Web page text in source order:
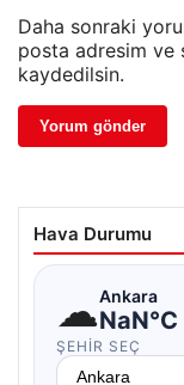
Daha sonraki
posta adresim ve
kaydedilsin.
Hava Durumu
☁Ankara
NaN°C
ŞEHIR SEÇ